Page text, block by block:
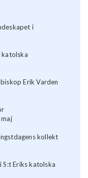
i
katolska
Erik Varden
kollekt
S:t Eriks katolska